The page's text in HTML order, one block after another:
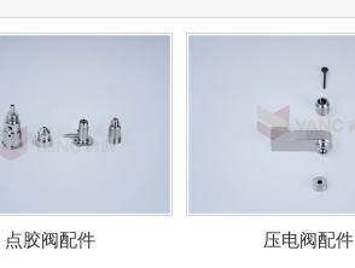
点胶阀配件 压电阀配件